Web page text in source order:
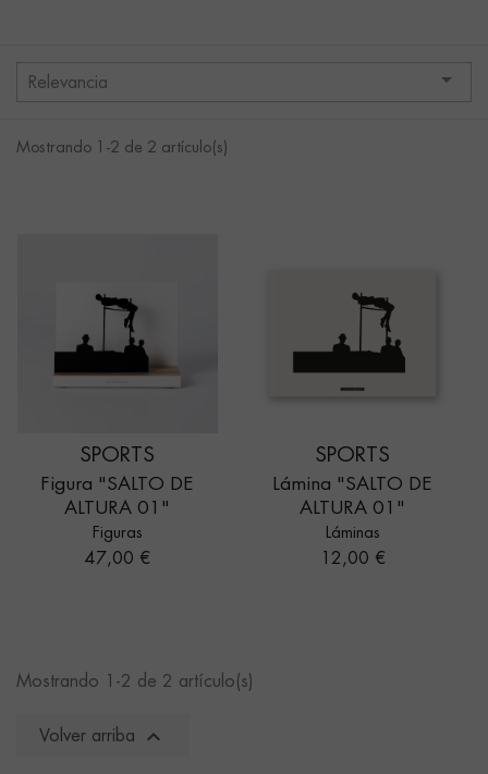
Relevancia 
Mostrando 1-2 de 2 artículo(s)
SPORTS
Figura "SALTO DE
ALTURA 01"
Figuras
Precio
47,00 €
SPORTS
Lámina "SALTO DE
ALTURA 01"
Láminas
Precio
12,00 €
Mostrando 1-2 de 2 artículo(s)
Volver arriba 